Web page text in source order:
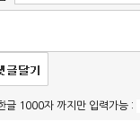
글 1000자 까지만 입력가능 :